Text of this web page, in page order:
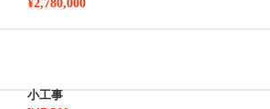
¥2,780,000
小工事